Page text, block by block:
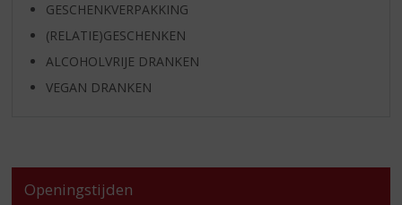
GESCHENKVERPAKKING
(RELATIE)GESCHENKEN
ALCOHOLVRIJE DRANKEN
VEGAN DRANKEN
Openingstijden